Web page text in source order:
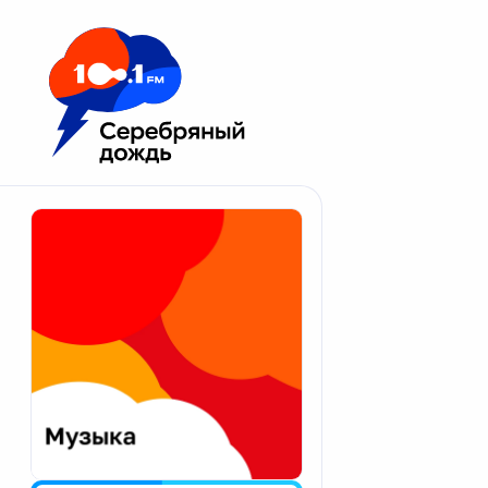
Москва 100.1 FM
Апатиты
Екатеринбург
Калининград
Калуга